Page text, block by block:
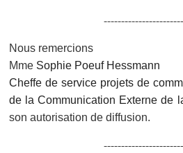
Nous remercions
Mme Sophie Poeuf Hessmann
Cheffe de service projets de
de la Communication Externe de
son autorisation de diffusion.